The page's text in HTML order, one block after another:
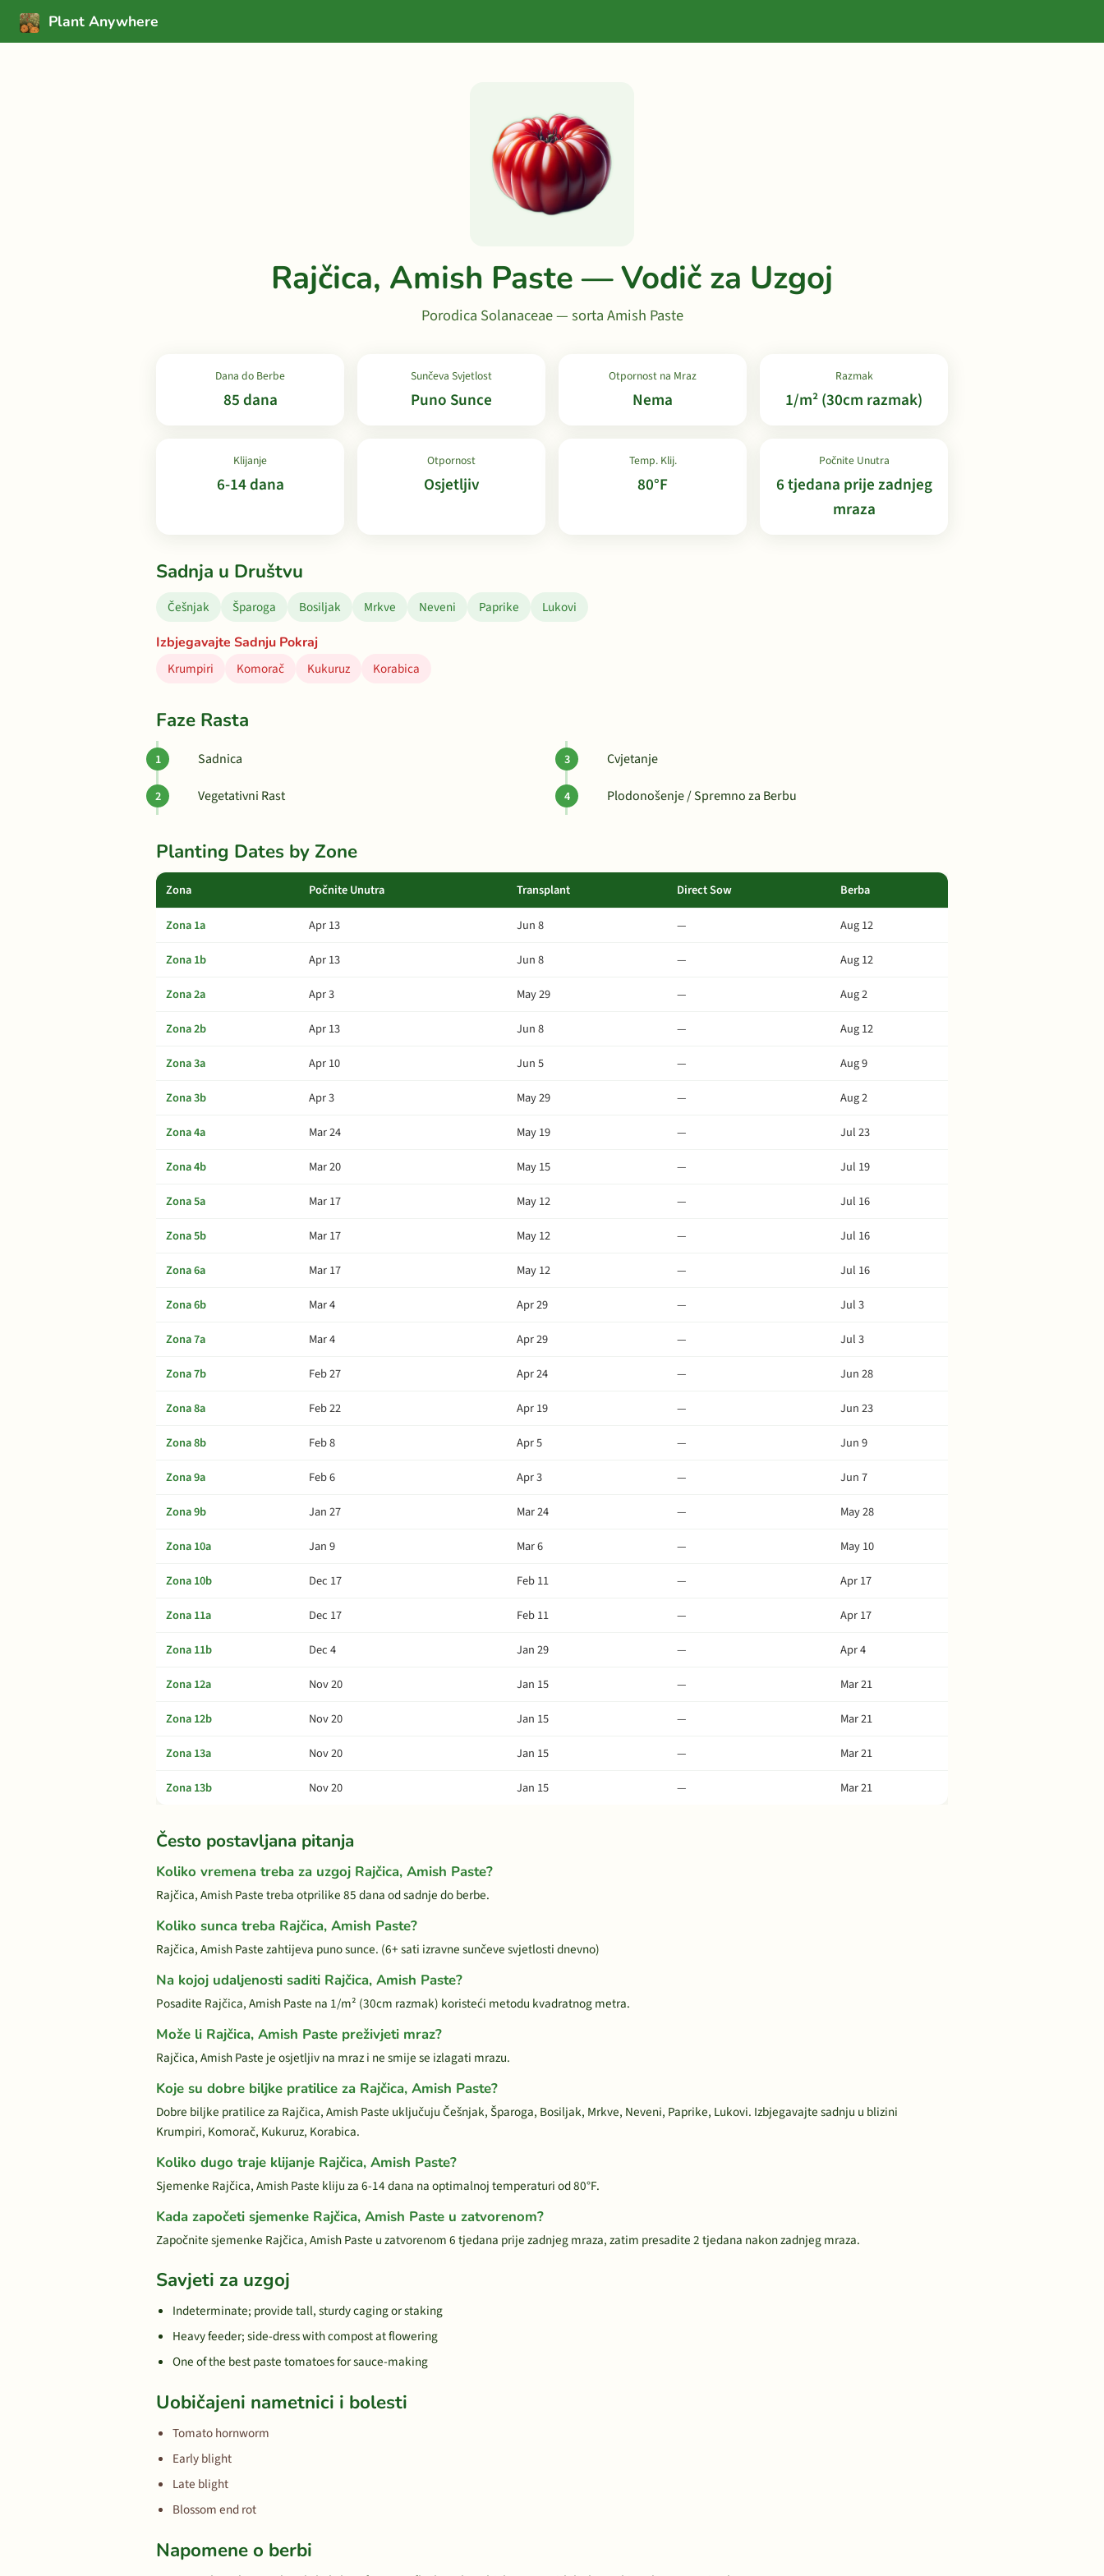
Plant Anywhere
Rajčica, Amish Paste — Vodič za Uzgoj
Porodica Solanaceae — sorta Amish Paste
Dana do Berbe
85 dana
Sunčeva Svjetlost
Puno Sunce
Otpornost na Mraz
Nema
Razmak
1/m² (30cm razmak)
Klijanje
6-14 dana
Otpornost
Osjetljiv
Temp. Klij.
80°F
Počnite Unutra
6 tjedana prije zadnjeg
mraza
Sadnja u Društvu
Češnjak Šparoga Bosiljak Mrkve Neveni Paprike
Lukovi
Izbjegavajte Sadnju Pokraj
Krumpiri
Komorač Kukuruz Korabica
Faze Rasta
Sadnica
Vegetativni Rast
Cvjetanje
Plodonošenje / Spremno za Berbu
Planting Dates by Zone
Zona Počnite Unutra Transplant Direct Sow Berba
Zona 1a Apr 13 Jun 8 —
Aug 12
Zona 1b
Apr 13 Jun 8 —
Aug 12
Zona 2a
Apr 3 May 29 —
Aug 2
Zona 2b
Apr 13 Jun 8 —
Aug 12
Zona 3a
Apr 10 Jun 5 —
Aug 9
Zona 3b
Apr 3 May 29 —
Aug 2
Zona 4a
Mar 24 May 19 —
Jul 23
Zona 4b
Mar 20 May 15 —
Jul 19
Zona 5a
Mar 17 May 12 —
Jul 16
Zona 5b
Mar 17 May 12 —
Jul 16
Zona 6a
Mar 17 May 12 —
Jul 16
Zona 6b
Mar 4 Apr 29 —
Jul 3
Zona 7a
Mar 4 Apr 29 —
Jul 3
Zona 7b
Feb 27 Apr 24 —
Jun 28
Zona 8a
Feb 22 Apr 19 —
Jun 23
Zona 8b
Feb 8 Apr 5 —
Jun 9
Zona 9a
Feb 6 Apr 3 —
Jun 7
Zona 9b
Jan 27 Mar 24 —
May 28
Zona 10a
Jan 9 Mar 6 —
May 10
Zona 10b
Dec 17 Feb 11 —
Apr 17
Zona 11a
Dec 17 Feb 11 —
Apr 17
Zona 11b
Dec 4 Jan 29 —
Apr 4
Zona 12a
Nov 20 Jan 15 —
Mar 21
Zona 12b
Nov 20 Jan 15 —
Mar 21
Zona 13a
Nov 20 Jan 15 —
Mar 21
Zona 13b
Nov 20 Jan 15 — Mar 21
Često postavljana pitanja
Koliko vremena treba za uzgoj Rajčica, Amish Paste?
Rajčica, Amish Paste treba otprilike 85 dana od sadnje do berbe.
Koliko sunca treba Rajčica, Amish Paste?
Rajčica, Amish Paste zahtijeva puno sunce. (6+ sati izravne sunčeve svjetlosti dnevno)
Na kojoj udaljenosti saditi Rajčica, Amish Paste?
Posadite Rajčica, Amish Paste na 1/m² (30cm razmak) koristeći metodu kvadratnog metra.
Može li Rajčica, Amish Paste preživjeti mraz?
Rajčica, Amish Paste je osjetljiv na mraz i ne smije se izlagati mrazu.
Koje su dobre biljke pratilice za Rajčica, Amish Paste?
Dobre biljke pratilice za Rajčica, Amish Paste uključuju Češnjak, Šparoga, Bosiljak, Mrkve, Neveni, Paprike, Lukovi. Izbjegavajte sadnju u blizini
Krumpiri, Komorač, Kukuruz, Korabica.
Koliko dugo traje klijanje Rajčica, Amish Paste?
Sjemenke Rajčica, Amish Paste kliju za 6-14 dana na optimalnoj temperaturi od 80°F.
Kada započeti sjemenke Rajčica, Amish Paste u zatvorenom?
Započnite sjemenke Rajčica, Amish Paste u zatvorenom 6 tjedana prije zadnjeg mraza, zatim presadite 2 tjedana nakon zadnjeg mraza.
Savjeti za uzgoj
Indeterminate; provide tall, sturdy caging or staking
Heavy feeder; side-dress with compost at flowering
One of the best paste tomatoes for sauce-making
Uobičajeni nametnici i bolesti
Tomato hornworm
Early blight
Late blight
Blossom end rot
Napomene o berbi